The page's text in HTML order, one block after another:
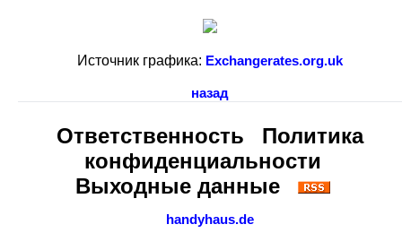
Источник графика: Exchangerates.org.uk
назад
Ответственность
Политика
конфиденциальности
Выходные данные
handyhaus.de